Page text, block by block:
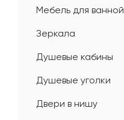
Мебель для ванной
Зеркала
Душевые кабины
Душевые уголки
Двери в нишу